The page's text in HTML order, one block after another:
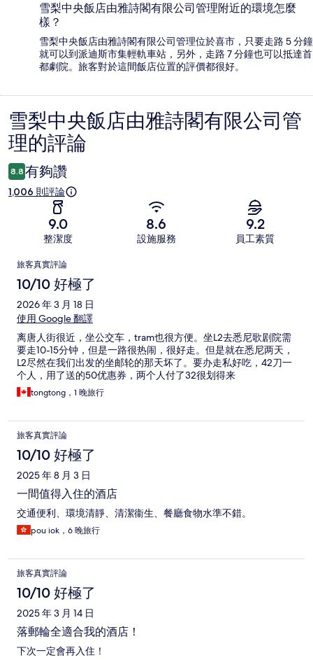
雪梨中央飯店由雅詩閣有限公司管理附近的環境怎麼
樣？
雪梨中央飯店由雅詩閣有限公司管理位於喜市，只要走路 5 分鐘
就可以到派迪斯市集輕軌車站，另外，走路 7 分鐘也可以抵達首
都劇院。旅客對於這間飯店位置的評價都很好。
評
論
雪梨中央飯店由雅詩閣有限公司管
理的評論
8.8 有夠讚
1,006 則評論
9.0
整潔度
8.6
設施服務
9.2
員工素質
評
論
旅客真實評論
10/10 好極了
2026 年 3 月 18 日
使用 Google 翻譯
离唐人街很近，坐公交车，tram也很方便。坐L2去悉尼歌剧院需
要走10-15分钟，但是一路很热闹，很好走。但是就在悉尼两天，
L2尽然在我们出发的坐邮轮的那天坏了。要办走私好吃，42刀一
个人，用了送的50优惠券，两个人付了32很划得来
tongtong，1 晚旅行
旅客真實評論
10/10 好極了
2025 年 8 月 3 日
一間值得入住的酒店
交通便利、環境清靜、清潔衞生、餐廳食物水準不錯。
pou iok，6 晚旅行
旅客真實評論
10/10 好極了
2025 年 3 月 14 日
落郵輪全適合我的酒店！
下次一定會再入住！